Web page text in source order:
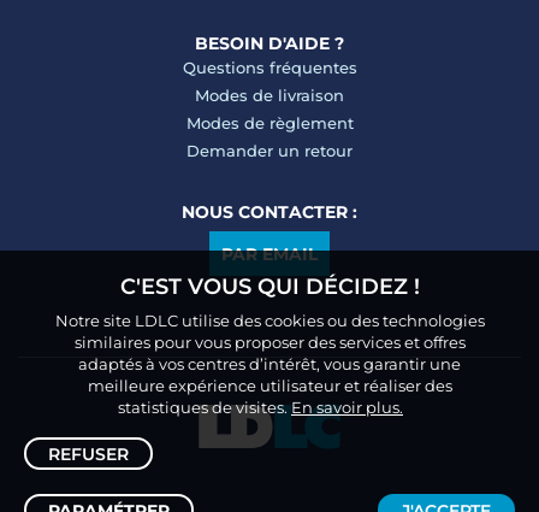
BESOIN D'AIDE ?
Questions fréquentes
Modes de livraison
Modes de règlement
Demander un retour
NOUS CONTACTER :
PAR EMAIL
C'EST VOUS QUI DÉCIDEZ !
Notre site LDLC utilise des cookies ou des technologies
similaires pour vous proposer des services et offres
adaptés à vos centres d’intérêt, vous garantir une
meilleure expérience utilisateur et réaliser des
statistiques de visites.En savoir plus.
REFUSER